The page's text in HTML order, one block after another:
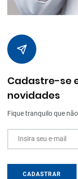
Cadastre-se
novidades
Fique tranquilo que
Insira seu e-mail
CADASTRAR